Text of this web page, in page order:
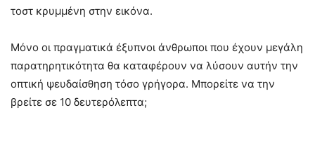
τοστ κρυμμένη στην εικόνα.
Μόνο οι πραγματικά έξυπνοι άνθρωποι που έχουν μεγάλη
παρατηρητικότητα θα καταφέρουν να λύσουν αυτήν την
οπτική ψευδαίσθηση τόσο γρήγορα. Μπορείτε να την
βρείτε σε 10 δευτερόλεπτα;